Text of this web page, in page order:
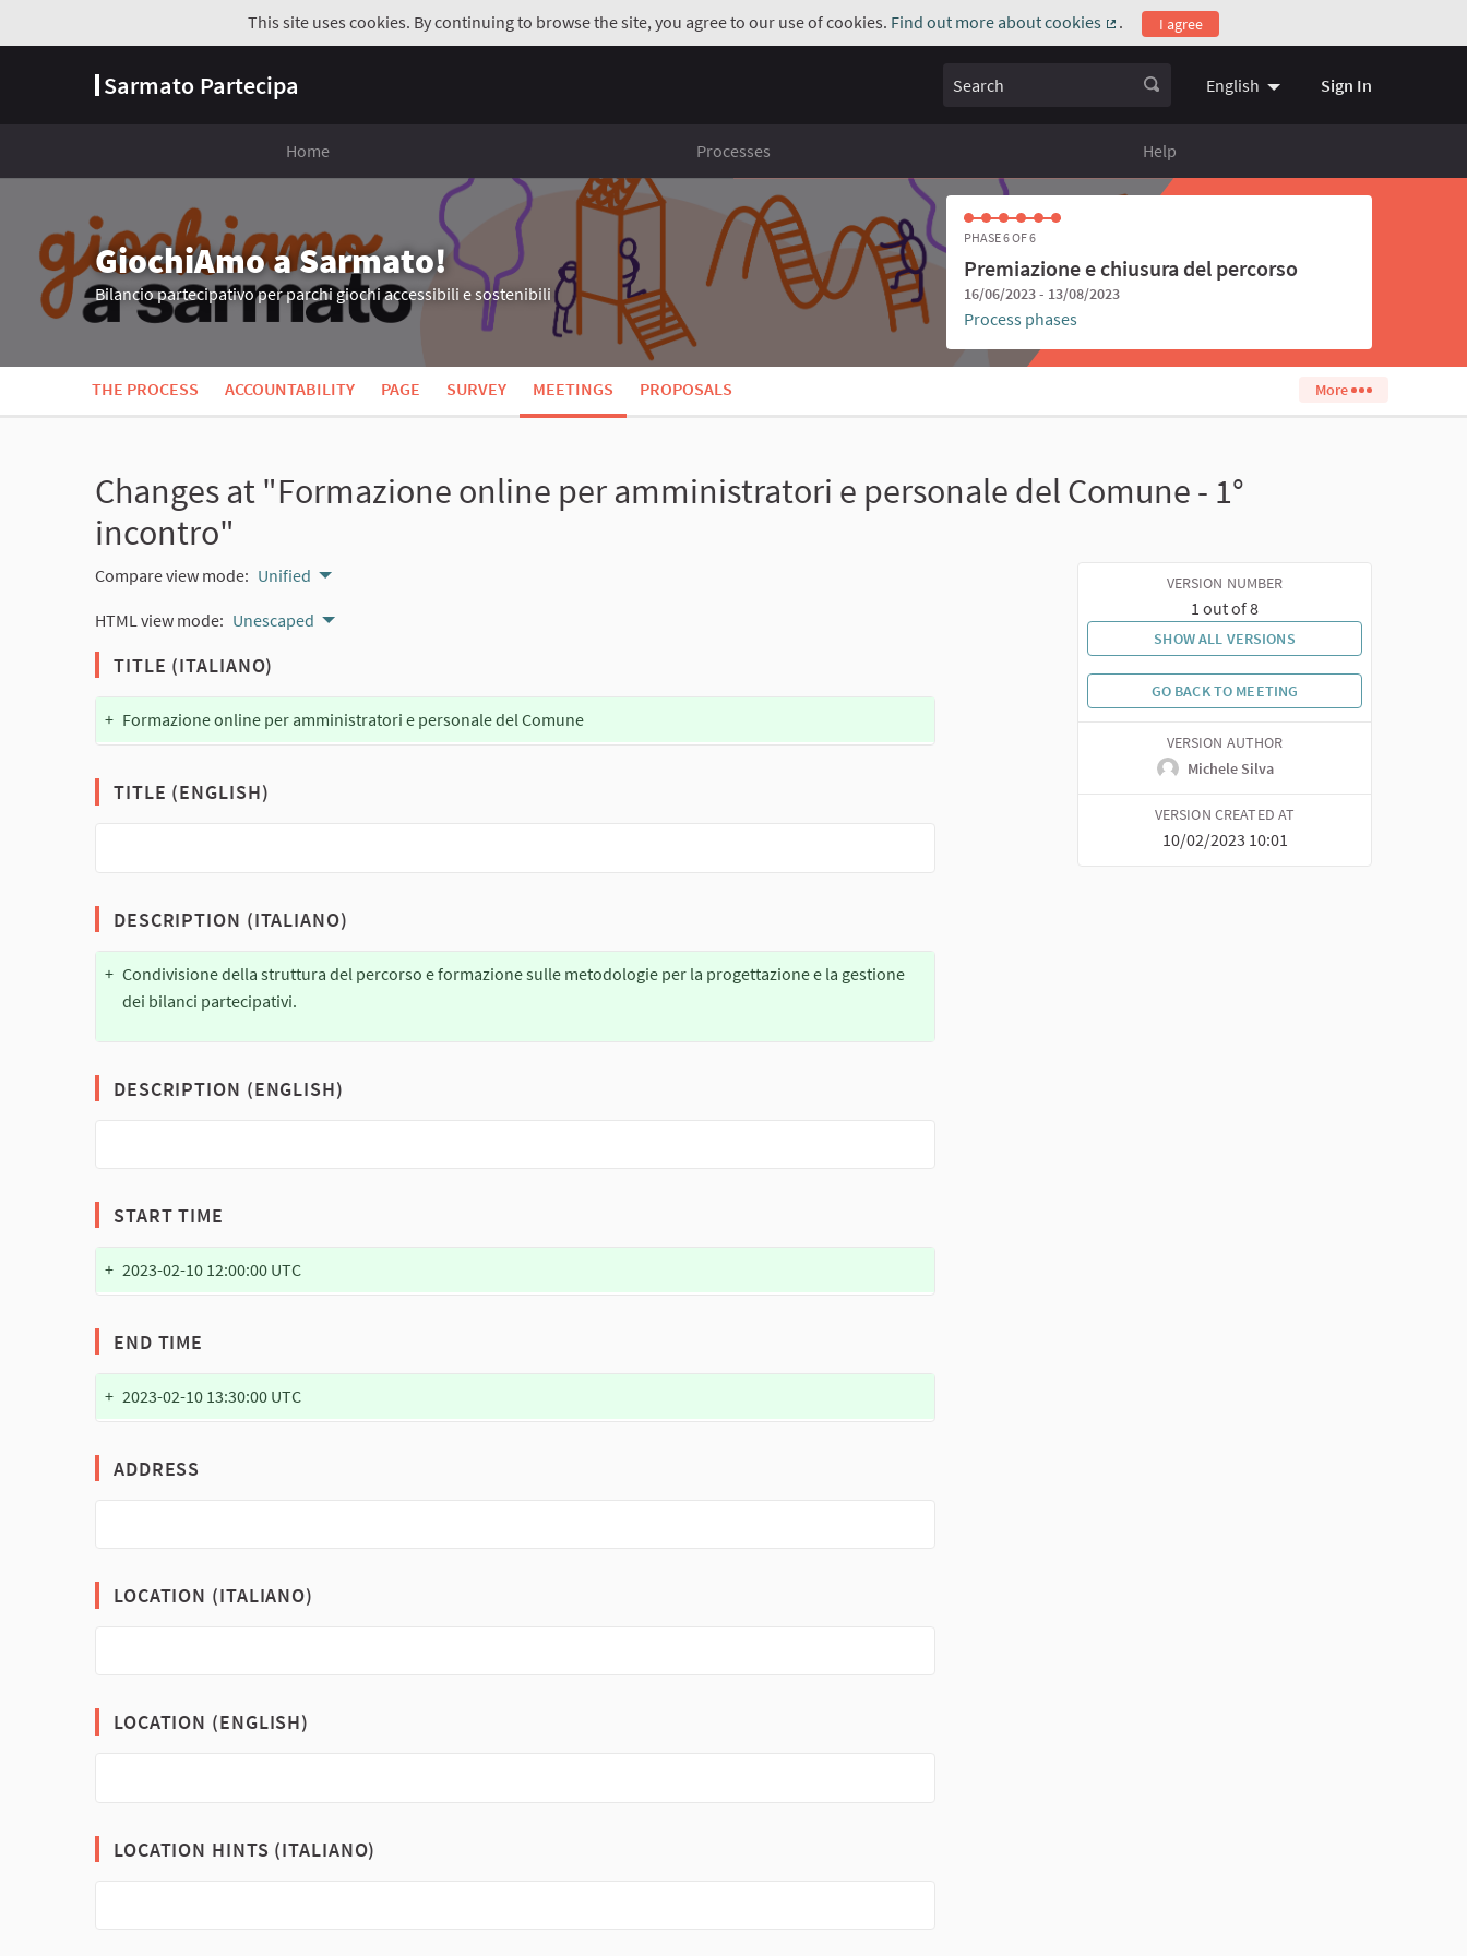
This site uses cookies. By continuing to browse the site, you agree to our use of cookies. Find out more about cookies
(External link)
. I agree
Sarmato Partecipa Search English Choose language
Sign In
Home Processes Help
GiochiAmo a Sarmato!
Bilancio partecipativo per parchi giochi accessibili e sostenibili
PHASE 6 OF 6
Premiazione e chiusura del percorso
16/06/2023 - 13/08/2023
Process phases
THE PROCESS ACCOUNTABILITY PAGE SURVEY MEETINGS PROPOSALS More
Changes at "Formazione online per amministratori e personale del Comune - 1°
incontro"
Compare view mode: Unified
HTML view mode: Unescaped
TITLE (ITALIANO)
+ Formazione online per amministratori e personale del Comune
TITLE (ENGLISH)
DESCRIPTION (ITALIANO)
+ Condivisione della struttura del percorso e formazione sulle metodologie per la progettazione e la gestione
dei bilanci partecipativi.
DESCRIPTION (ENGLISH)
START TIME
+ 2023-02-10 12:00:00 UTC
END TIME
+ 2023-02-10 13:30:00 UTC
ADDRESS
LOCATION (ITALIANO)
LOCATION (ENGLISH)
LOCATION HINTS (ITALIANO)
VERSION NUMBER
1 out of 8
SHOW ALL VERSIONS
GO BACK TO MEETING
VERSION AUTHOR
Michele Silva
VERSION CREATED AT
10/02/2023 10:01